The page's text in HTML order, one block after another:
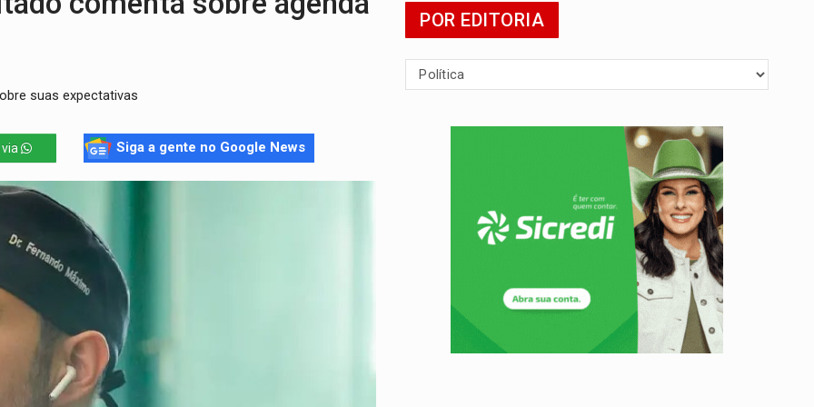
quatro mortos e um em estado grave na BR
isoladas nesta sexta-feira (7)
greve da educação municipal em Porto Velho
armas de facção é preso com revólveres e espingardas
suas expectativas
Siga a gente no Google News
POR EDITORIA